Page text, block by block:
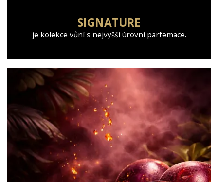
SIGNATURE
je kolekce vůní s nejvyšší úrovní parfemace.